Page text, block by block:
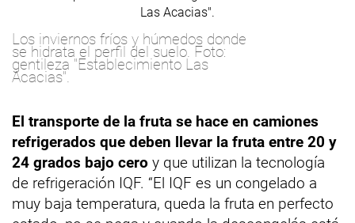
Los inviernos fríos y húmedos donde
se hidrata el perfil del suelo. Foto:
gentileza "Establecimiento Las
Acacias".
El transporte de la fruta se hace en camiones
refrigerados que deben llevar la fruta entre 20 y
24 grados bajo cero y que utilizan la tecnología
de refrigeración IQF. “El IQF es un congelado a
muy baja temperatura, queda la fruta en perfecto